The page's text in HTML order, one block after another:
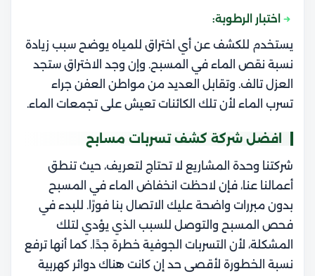
اختبار الرطوبة:
يستخدم للكشف عن أي اختراق للمياه يوضح سبب زيادة
نسبة نقص الماء في المسبح. وإن وجد الاختراق ستجد
العزل تالف. وتقابل العديد من مواطن العفن جراء
تسرب الماء لأن تلك الكائنات تعيش على تجمعات الماء.
افضل شركة كشف تسربات مسابح
شركتنا وحدة المشاريع لا تحتاج لتعريف، حيث تنطق
أعمالنا عنا، فإن لاحظت انخفاض الماء في المسبح
بدون مبررات واضحة عليك الاتصال بنا فورًا. للبدء في
فحص المسبح والتوصل للسبب الذي يؤدي لتلك
المشكلة، لأن التسربات الجوفية خطرة جدًا. كما أنها ترفع
نسبة الخطورة لأقصى حد إن كانت هناك دوائر كهربية